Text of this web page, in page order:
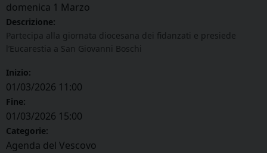
domenica 1 Marzo
Descrizione:
Partecipa alla giornata diocesana dei fidanzati e presiede
l’Eucarestia a San Giovanni Boschi
Inizio:
01/03/2026 11:00
Fine:
01/03/2026 15:00
Categorie:
Agenda del Vescovo